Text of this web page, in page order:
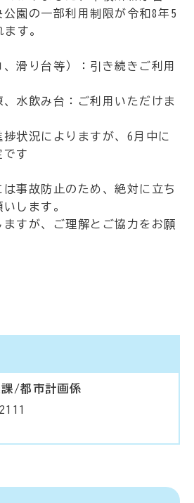
園の一部利用制限が令和8年5
す。
滑り台等）：引き続きご利用
水飲み台：ご利用いただけま
状況によりますが、6月中に
です
事故防止のため、絶対に立ち
します。
すが、ご理解とご協力をお願
/都市計画係